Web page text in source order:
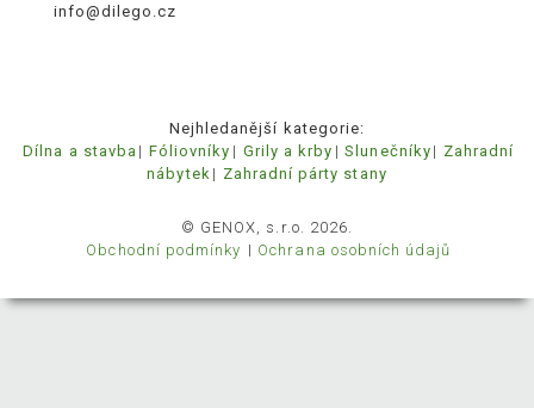
info@dilego.cz
Nejhledanější kategorie:
Dílna a stavba
Fóliovníky Grily a krby Slunečníky
Zahradní
nábytek
Zahradní párty stany
© GENOX, s.r.o. 2026.
Obchodní podmínky
Ochrana osobních údajů